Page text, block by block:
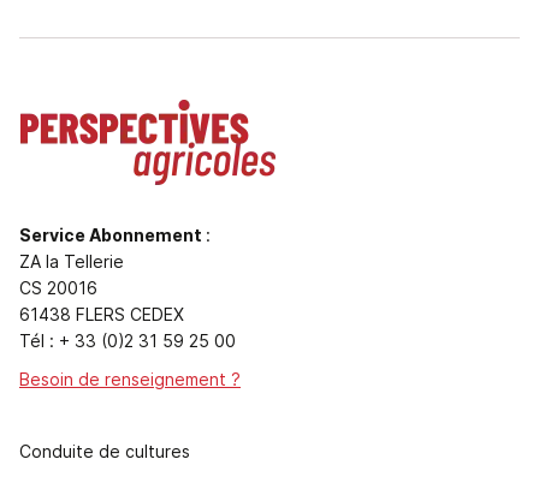
Service Abonnement :
ZA la Tellerie
CS 20016
61438 FLERS CEDEX
Tél : + 33 (0)2 31 59 25 00
Besoin de renseignement ?
Conduite de cultures